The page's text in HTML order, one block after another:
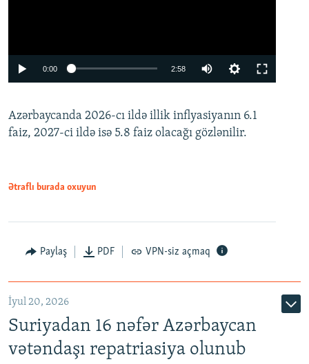
Auto
0:00 2:58
360p
480p
Azərbaycanda 2026-cı ildə illik inflyasiyanın 6.1
faiz, 2027-ci ildə isə 5.8 faiz olacağı gözlənilir.
Ətraflı burada oxuyun
Paylaş PDF VPN-siz açmaq
İyul 20, 2026
Suriyadan 16 nəfər Azərbaycan
vətəndaşı repatriasiya olunub